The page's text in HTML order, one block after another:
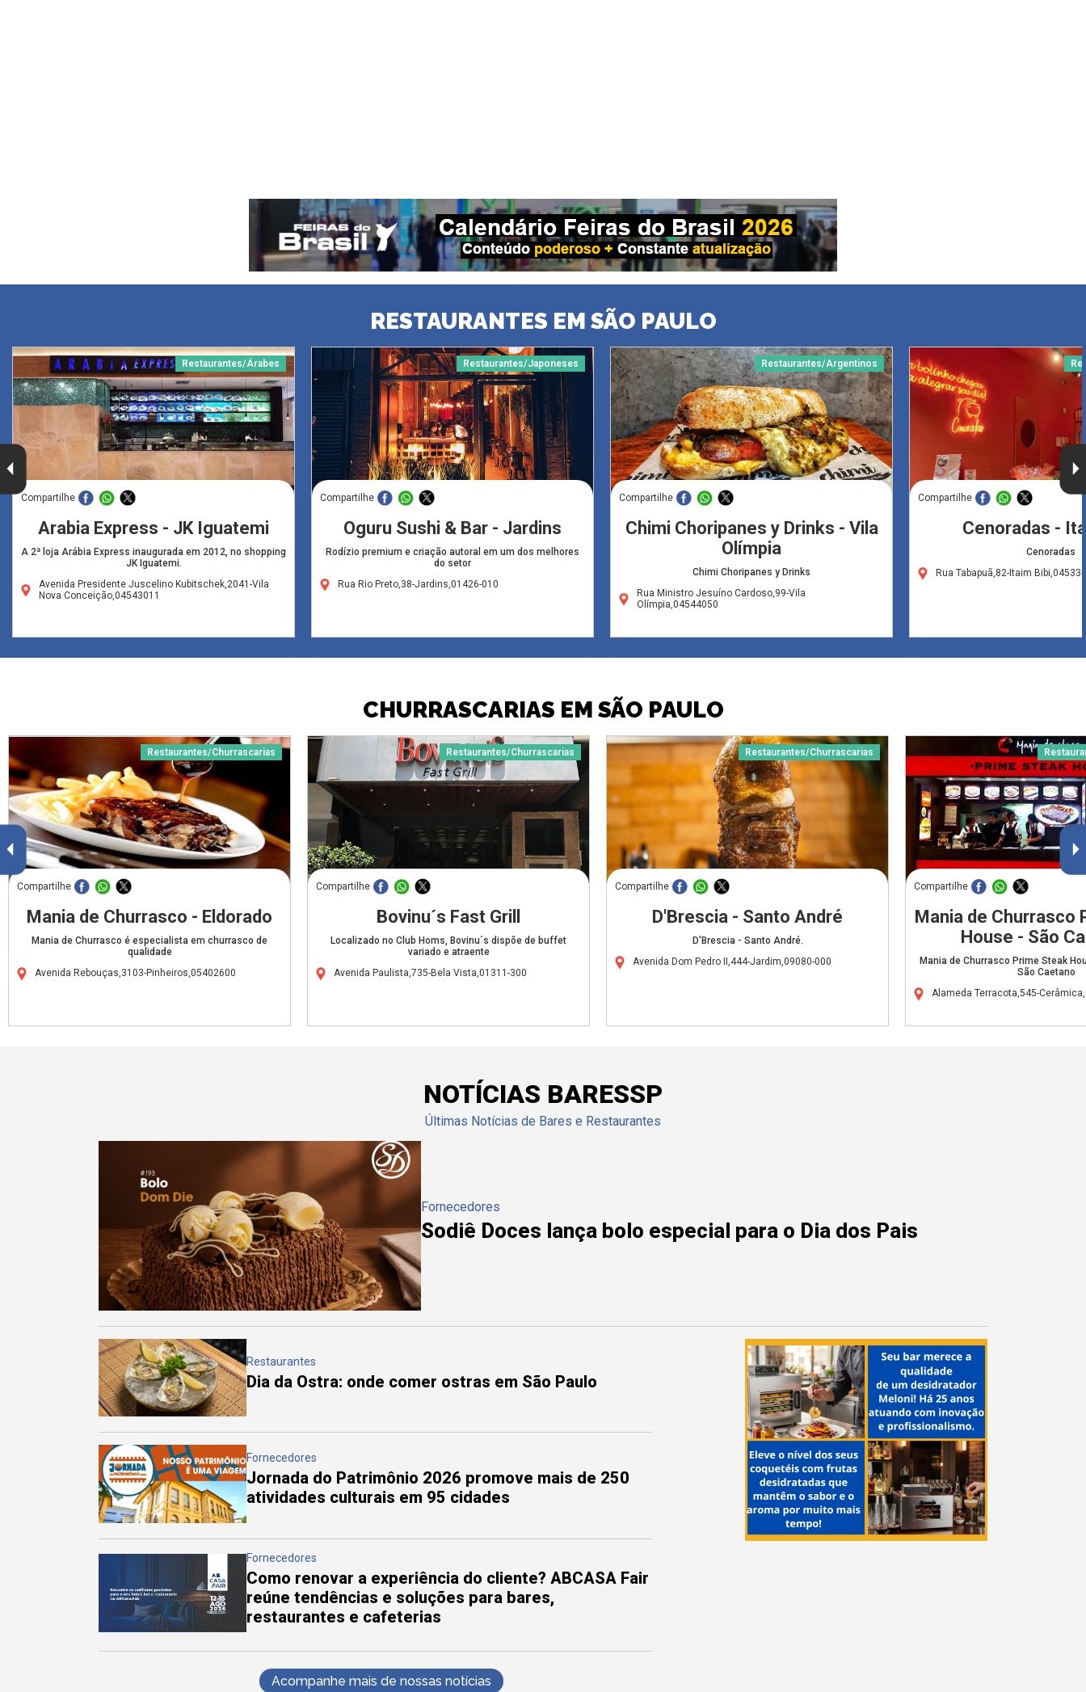
RESTAURANTES EM SÃO PAULO
Restaurantes/Árabes
Compartilhe
Arabia Express - JK Iguatemi
A 2ª loja Arábia Express inaugurada em 2012, no shopping
JK Iguatemi.
Avenida Presidente Juscelino Kubitschek,2041-Vila
Nova Conceição,04543011
Restaurantes/Japoneses
Compartilhe
Oguru Sushi & Bar - Jardins
Rodízio premium e criação autoral em um dos melhores
do setor
Rua Rio Preto,38-Jardins,01426-010
Restaurantes/Argentinos
Compartilhe
Chimi Choripanes y Drinks - Vila
Olímpia
Chimi Choripanes y Drinks
Rua Ministro Jesuíno Cardoso,99-Vila
Olímpia,04544050
Compartilhe
Cenoradas -
Cenoradas
Rua Tabapuã,82-Itaim
CHURRASCARIAS EM SÃO PAULO
Restaurantes/Churrascarias
Compartilhe
Mania de Churrasco - Eldorado
Mania de Churrasco é especialista em churrasco de
qualidade
Avenida Rebouças,3103-Pinheiros,05402600
Restaurantes/Churrascarias
Compartilhe
Bovinu´s Fast Grill
Localizado no Club Homs, Bovinu´s dispõe de buffet
variado e atraente
Avenida Paulista,735-Bela Vista,01311-300
Restaurantes/Churrascarias
Compartilhe
D'Brescia - Santo André
D'Brescia - Santo André.
Avenida Dom Pedro II,444-Jardim,09080-000
Compartilhe
Mania de Churrasco
House - São
Mania de Churrasco Prime Steak
São Caetano
Alameda Terracota,545-
NOTÍCIAS BARESSP
Últimas Notícias de Bares e Restaurantes
Fornecedores
Sodiê Doces lança bolo especial para o Dia dos Pais
Restaurantes
Dia da Ostra: onde comer ostras em São Paulo
Fornecedores
Jornada do Patrimônio 2026 promove mais de 250
atividades culturais em 95 cidades
Fornecedores
Como renovar a experiência do cliente? ABCASA Fair
reúne tendências e soluções para bares,
restaurantes e cafeterias
Acompanhe mais de nossas notícias